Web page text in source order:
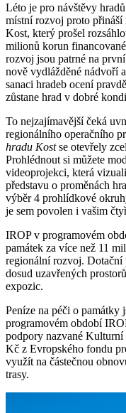
Léto je pro návštěvy
místní rozvoj proto
Kost, který prošel
milionů korun
rozvoj jsou patrné na
nově vydlážděné nádvoří
sanaci hradeb ocení
zůstane hrad v dobré
To nejzajímavější čeká
regionálního operačního
hradu Kostse otevřely
Prohlédnout si můžete
videoprojekci, která
představu o proměnách
výběr 4 prohlídkové
je sem povolen i vašim
IROP v programovém
památek za více než 11
regionální rozvoj. Dotační
dosud uzavřených
expozic.
Peníze na péči o památky
programovém období
podpory nazvané
Kč z Evropského fondu
využít na částečnou
trasy.